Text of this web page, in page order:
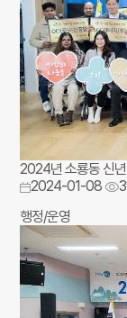
2024년 소룡동 신
2024-01-08
행정/운영